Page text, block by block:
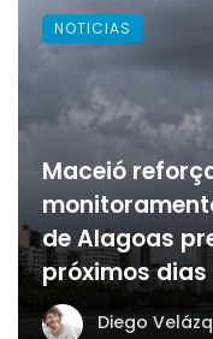
Maceió
de Alagoas
próximos dias
Diego
NOTICIAS